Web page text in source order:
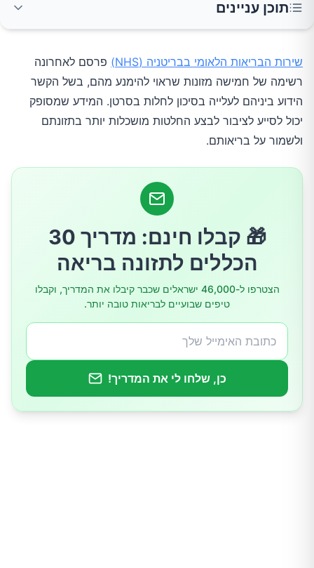
תוכן עניינים
מזונות מעובדים
בשר אדום
מזון מטוגן
אלכוהול
שירות הבריאות הלאומי בבריטניה (NHS)
פרסם לאחרונה
רשימה של חמישה מזונות שראוי להימנע מהם, בשל הקשר
הידוע ביניהם לעלייה בסיכון לחלות בסרטן. המידע שמסופק
יכול לסייע לציבור לבצע החלטות מושכלות יותר בתזונתם
ולשמור על בריאותם.
🎁 קבלו חינם: מדריך 30
הכללים לתזונה בריאה
הצטרפו ל-46,000 ישראלים שכבר קיבלו את המדריך, וקבלו
טיפים שבועיים לבריאות טובה יותר.
כן, שלחו לי את המדריך!